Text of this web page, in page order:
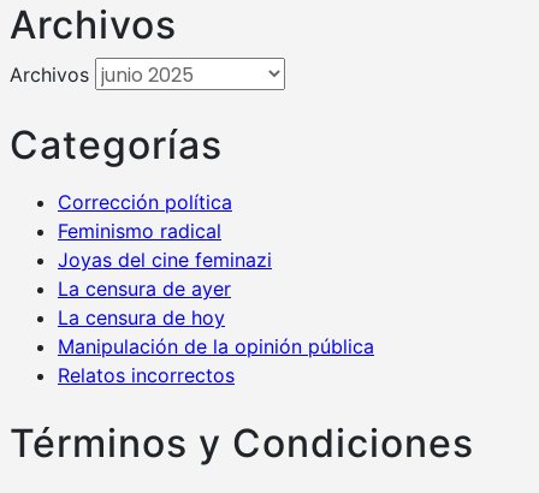
Archivos
Archivos
Categorías
Corrección política
Feminismo radical
Joyas del cine feminazi
La censura de ayer
La censura de hoy
Manipulación de la opinión pública
Relatos incorrectos
Términos y Condiciones